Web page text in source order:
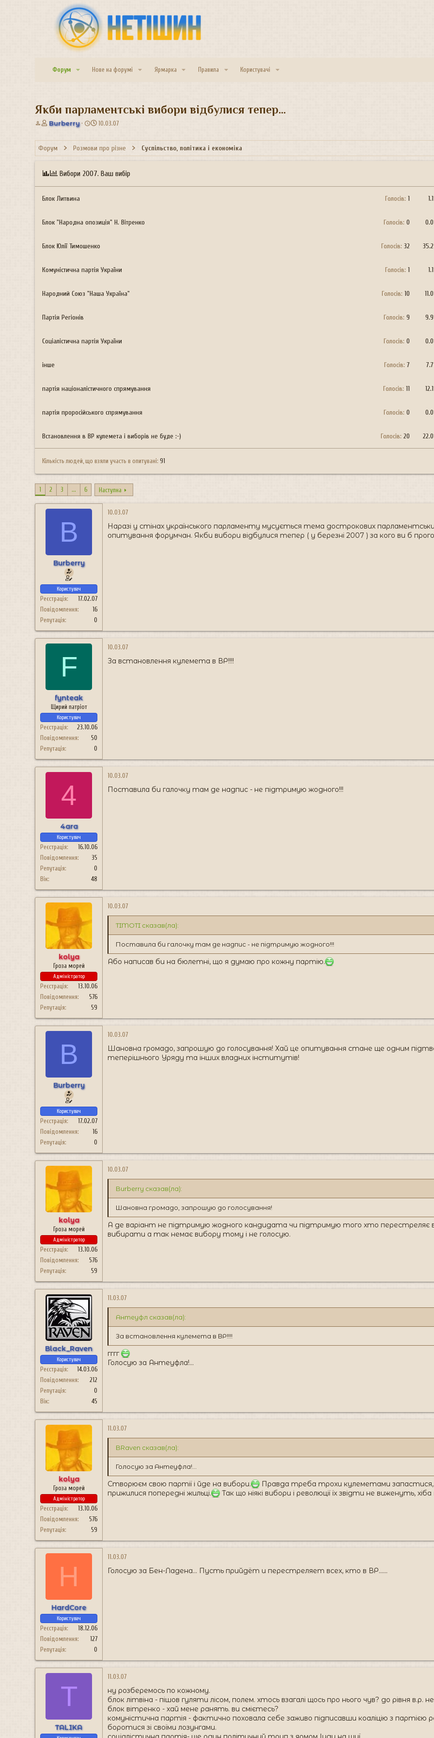
Форум Нове на форумі Ярмарка Правила Користувачі
Якби парламентські вибори відбулися тепер...
А
т
о
р
е
Burberry
Д
т
а
с
в
10.03.07
Форум Розмови про різне Суспільство, політика і економіка
Вибори 2007. Ваш вибір
Блок Литвина Голосів: 1
Блок "Народна опозиція" Н. Вітренко Голосів: 0
Блок Юлії Тимошенко Голосів: 32
Комуністична партія України Голосів: 1
Народний Союз "Наша Україна" Голосів: 10
Партія Регіонів Голосів: 9
Соціалістична партія України Голосів: 0
інше Голосів: 7
партія націоналістичного спрямування Голосів: 11
партія проросійського спрямування Голосів: 0
Встановлення в ВР кулемета і виборів не буде :-) Голосів: 20
Кількість людей, що взяли участь в опитувані 91
1 2 3 ... 6 Наступна
B
Burberry
Користувач
Реєстрація
17.02.07
Повідомлення
16
Репутація
0
10.03.07
Наразі у стінах українського парламенту мусується тема дострокових
опитування форумчан. Якби вибори відбулися тепер ( у березні 2007 ) за кого ви б
F
fynteak
Щирий патріот
Користувач
Реєстрація
23.10.06
Повідомлення
50
Репутація
0
10.03.07
За встановлення кулемета в ВР!!!!
4
4ara
Користувач
Реєстрація
16.10.06
Повідомлення
35
Репутація
0
Вік
48
10.03.07
Поставила би галочку там де надпис - не підтримую жодного!!!
kolya
Гроза морей
Адміністратор
Реєстрація
13.10.06
Повідомлення
576
Репутація
59
10.03.07
TIMOTI сказав(ла):
Поставила би галочку там де надпис - не підтримую жодного!!!
Або написав би на бюлетні, що я думаю про кожну партію.
B
Burberry
Користувач
Реєстрація
17.02.07
Повідомлення
16
Репутація
0
10.03.07
Шановна громадо, запрошую до голосування! Хай це опитування стане ще одним
теперішнього Уряду та інших владних інститутів!
kolya
Гроза морей
Адміністратор
Реєстрація
13.10.06
Повідомлення
576
Репутація
59
10.03.07
Burberry сказав(ла):
Шановна громадо, запрошую до голосування!
А де варіант не підтримую жодного кандидата чи підтримую того хто перестреляє
вибирати а так немає вибору тому і не голосую.
Black_Raven
Користувач
Реєстрація
14.03.06
Повідомлення
212
Репутація
0
Вік
45
11.03.07
Антеуфл сказав(ла):
За встановлення кулемета в ВР!!!!
гггг
Голосую за Антеуфла!...
kolya
Гроза морей
Адміністратор
Реєстрація
13.10.06
Повідомлення
576
Репутація
59
11.03.07
BRaven сказав(ла):
Голосую за Антеуфла!...
Створюєм свою партії і йде на вибори.
Правда треба трохи кулеметами
прижилися попередні жильці.
Так що ніякі вибори і революції їх звідти не виженуть,
H
HardCore
Користувач
Реєстрація
18.12.06
Повідомлення
127
Репутація
0
11.03.07
Голосую за Бен-Ладена... Пусть прийдёт и перестреляет всех, кто в ВР......
T
TALIKA
11.03.07
ну розберемось по кожному.
блок літвіна - пішов гуляти лісом, полем. хтось взагалі щось про нього чув? до рівня в.р.
блок вітренко - хай мене ранять. ви смієтесь?
комуністична партія - фактично поховала себе заживо підписавши коаліцію з партією
боротися зі своїми лозунгами.